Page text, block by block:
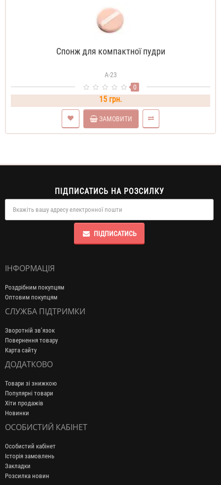
Спонж для компактної пудри
А-23
0
15 грн.
ЗАМОВИТИ
ПІДПИСАТИСЬ НА РОЗСИЛКУ
ПІДПИСАТИСЬ
ІНФОРМАЦІЯ
Роздрібним покупцям
Оптовим покупцям
СЛУЖБА ПІДТРИМКИ
Зворотній зв’язок
Повернення товару
Карта сайту
ДОДАТКОВО
Товари зі знижкою
Популярні товари
Хіти продажів
Новинки
ОСОБИСТИЙ КАБІНЕТ
Особистий кабінет
Історія замовлень
Закладки
Розсилка новин